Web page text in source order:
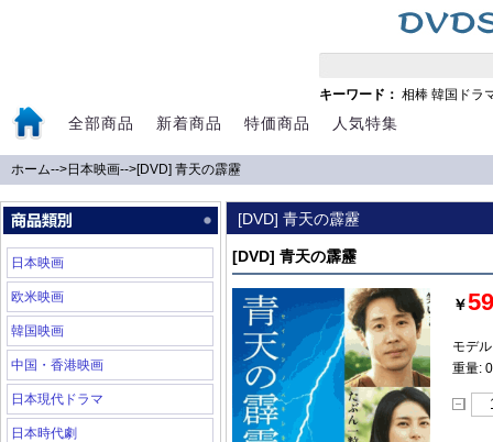
キーワード： 相棒 韓国ドラ
全部商品 新着商品 特価商品 人気特集
ホーム-->日本映画-->[DVD] 青天の霹靂
日本映画
欧米映画
韓国映画
中国・香港映画
日本現代ドラマ
日本時代劇
[DVD] 青天の霹靂
[DVD] 青天の霹靂
￥
モデ
重量: